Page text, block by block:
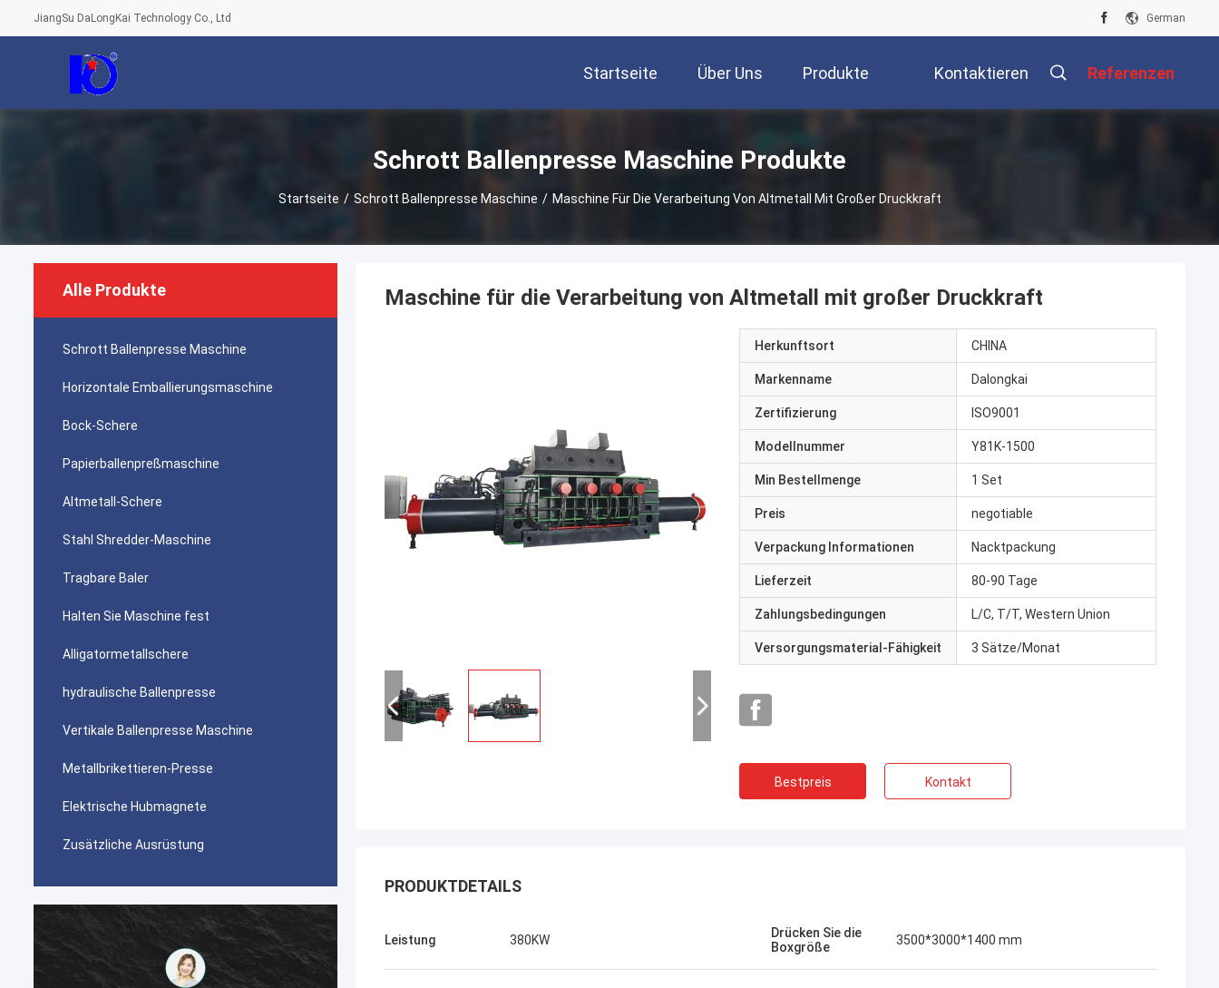
JiangSu DaLongKai Technology Co., Ltd German
Startseite Über Uns Produkte Kontaktieren Referenzen
Schrott Ballenpresse Maschine Produkte
Startseite / Schrott Ballenpresse Maschine / Maschine Für Die Verarbeitung Von Altmetall Mit Großer Druckkraft
Alle Produkte
Schrott Ballenpresse Maschine
Horizontale Emballierungsmaschine
Bock-Schere
Papierballenpreßmaschine
Altmetall-Schere
Stahl Shredder-Maschine
Tragbare Baler
Halten Sie Maschine fest
Alligatormetallschere
hydraulische Ballenpresse
Vertikale Ballenpresse Maschine
Metallbrikettieren-Presse
Elektrische Hubmagnete
Zusätzliche Ausrüstung
Maschine für die Verarbeitung von Altmetall mit großer Druckkraft
Herkunftsort CHINA
Markenname Dalongkai
Zertifizierung ISO9001
Modellnummer Y81K-1500
Min Bestellmenge 1 Set
Preis negotiable
Verpackung Informationen Nacktpackung
Lieferzeit 80-90 Tage
Zahlungsbedingungen L/C, T/T, Western Union
Versorgungsmaterial-Fähigkeit 3 Sätze/Monat
Bestpreis Kontakt
PRODUKTDETAILS
Leistung 380KW
Drücken Sie die
Boxgröße
3500*3000*1400 mm